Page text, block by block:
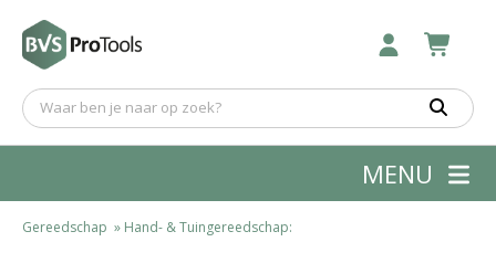
MENU
Gereedschap » Hand- & Tuingereedschap: